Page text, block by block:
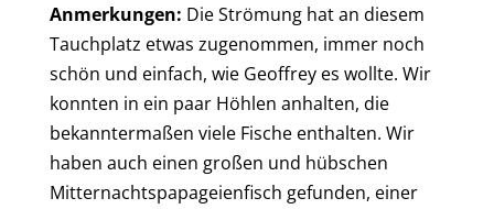
Anmerkungen: Die Strömung hat an diesem
Tauchplatz etwas zugenommen, immer noch
schön und einfach, wie Geoffrey es wollte. Wir
konnten in ein paar Höhlen anhalten, die
bekanntermaßen viele Fische enthalten. Wir
haben auch einen großen und hübschen
Mitternachtspapageienfisch gefunden, einer